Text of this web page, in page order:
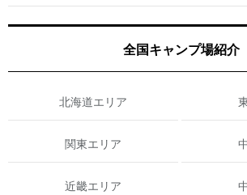
全国キャンプ場紹介
北海道エリア
関東エリア
近畿エリア